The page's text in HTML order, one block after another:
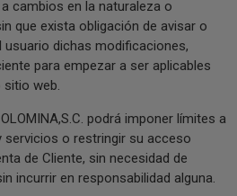
cambios en la naturaleza o
que exista obligación de avisar o
dichas modificaciones,
para empezar a ser aplicables
sitio web.
podrá imponer límites a
servicios o restringir su acceso
de Cliente, sin necesidad de
incurrir en responsabilidad alguna.